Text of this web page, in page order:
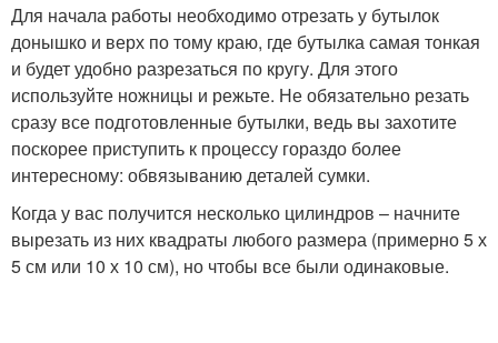
Для начала работы необходимо отрезать у бутылок
донышко и верх по тому краю, где бутылка самая тонкая
и будет удобно разрезаться по кругу. Для этого
используйте ножницы и режьте. Не обязательно резать
сразу все подготовленные бутылки, ведь вы захотите
поскорее приступить к процессу гораздо более
интересному: обвязыванию деталей сумки.
Когда у вас получится несколько цилиндров – начните
вырезать из них квадраты любого размера (примерно 5 х
5 см или 10 х 10 см), но чтобы все были одинаковые.